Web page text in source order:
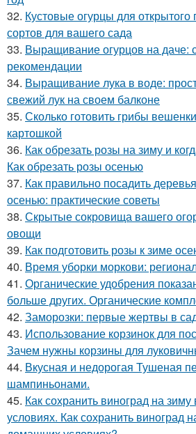
32. Кустовые огурцы для открытого
сортов для вашего сада
33. Выращивание огурцов на даче:
рекомендации
34. Выращивание лука в воде:
свежий лук на своем балконе
35. Сколько готовить грибы
картошкой
36. Как обрезать розы на зиму и
Как обрезать розы осенью
37. Как правильно посадить
осенью: практические советы
38. Скрытые сокровища вашего
овощи
39. Как подготовить розы к зиме
40. Время уборки моркови:
41. Органические удобрения
больше других. Органические
42. Заморозки: первые жертвы в
43. Использование корзинок для
Зачем нужны корзины для
44. Вкусная и недорогая Тушеная
шампиньонами.
45. Как сохранить виноград на
условиях. Как сохранить виноград